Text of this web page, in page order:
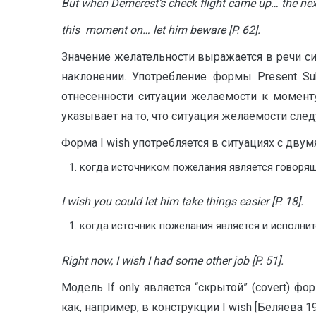
But when Demerest’s check flight came up… the
this moment on… let him beware [P. 62].
Значение желательности выражается в речи
наклонении. Употребление формы Present
отнесенности ситуации желаемости к
указывает на то, что ситуация желаемости
Форма I wish употребляется в ситуациях с
когда источником пожелания является
I wish you could let him take things easier [P. 18].
когда источник пожелания является и
Right now, I wish I had some other job [P. 51].
Модель If only является “скрытой” (covert)
как, например, в конструкции I wish [Беляева